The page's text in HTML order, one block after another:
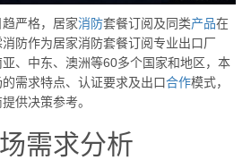
严格，居家消防套餐订阅及同类产品在
防作为居家消防套餐订阅专业出口厂
、中东、澳洲等60多个国家和地区，本
需求特点、认证要求及出口合作模式，
供决策参考。
需求分析